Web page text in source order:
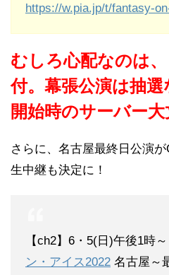
https://w.pia.jp/t/fantasy-
むしろ心配なのは
付。幕張公演は抽選
開始時のサーバー大
さらに、名古屋最終日公演
生中継も決定に！
【ch2】6・5(日)午後1時～
ン・アイス2022 名古屋～